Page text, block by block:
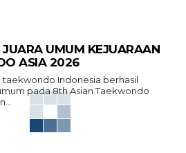
JUARA UMUM KEJUARAAN
ASIA 2026
taekwondo Indonesia berhasil
pada 8th Asian Taekwondo